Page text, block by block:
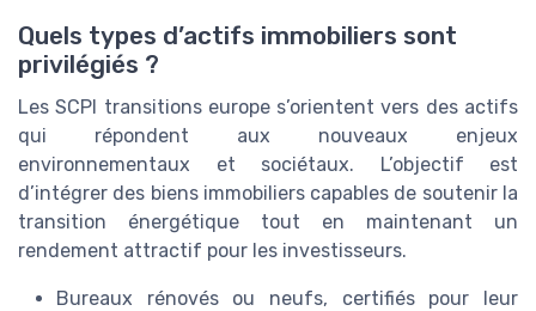
Quels types d’actifs immobiliers sont
privilégiés ?
Les SCPI transitions europe s’orientent vers des actifs
qui répondent aux nouveaux enjeux
environnementaux et sociétaux. L’objectif est
d’intégrer des biens immobiliers capables de soutenir la
transition énergétique tout en maintenant un
rendement attractif pour les investisseurs.
Bureaux rénovés ou neufs, certifiés pour leur